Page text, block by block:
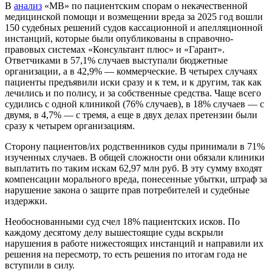
В анализ «МВ» по пациентским спорам о некачественной
медицинской помощи и возмещении вреда за 2025 год вошли
150 судебных решений судов кассационной и апелляционной
инстанций, которые были опубликованы в справочно-
правовых системах «Консультант плюс» и «Гарант».
Ответчиками в 57,1% случаев выступали бюджетные
организации, а в 42,9% — коммерческие. В четырех случаях
пациенты предъявили иски сразу и к тем, и к другим, так как
лечились и по полису, и за собственные средства. Чаще всего
судились с одной клиникой (76% случаев), в 18% случаев — с
двумя, в 4,7% — с тремя, а еще в двух делах претензии были
сразу к четырем организациям.
Сторону пациентов/их родственников суды принимали в 71%
изученных случаев. В общей сложности они обязали клиники
выплатить по таким искам 62,97 млн руб. В эту сумму входят
компенсации морального вреда, понесенные убытки, штраф за
нарушение закона о защите прав потребителей и судебные
издержки.
Необоснованными суд счел 18% пациентских исков. По
каждому десятому делу вышестоящие суды вскрыли
нарушения в работе нижестоящих инстанций и направили их
решения на пересмотр, то есть решения по итогам года не
вступили в силу.